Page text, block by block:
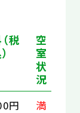
税
空
室
状
況
円
満